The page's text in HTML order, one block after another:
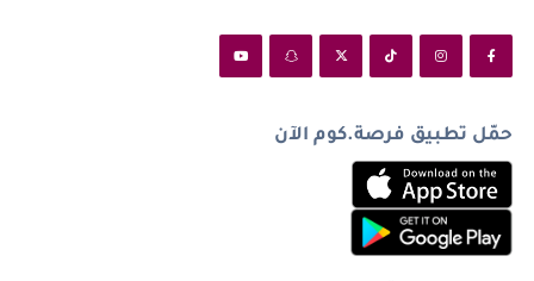
حمّل تطبيق فرصة.كوم الآن